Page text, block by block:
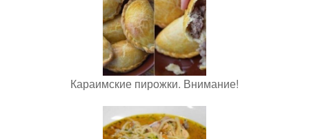
Караимские пирожки. Внимание!